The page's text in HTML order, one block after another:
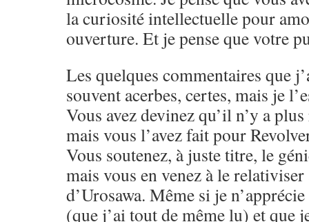
la curiosité intellectuelle pour
ouverture. Et je pense que votre
Les quelques commentaires que
souvent acerbes, certes, mais je
Vous avez devinez qu’il n’y a
mais vous l’avez fait pour
Vous soutenez, à juste titre, le
mais vous en venez à le
d’Urosawa. Même si je
(que j’ai tout de même lu) et que